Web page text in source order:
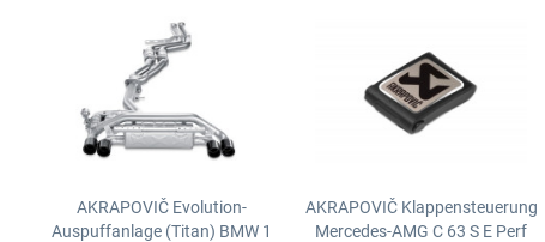
AKRAPOVIČ Evolution-
Auspuffanlage (Titan) BMW 1
AKRAPOVIČ Klappensteuerung
Mercedes-AMG C 63 S E Perf